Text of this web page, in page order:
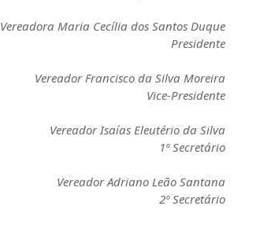
Vereadora Maria Cecília dos Santos Duque
Presidente
Vereador Francisco da Silva Moreira
Vice-Presidente
Vereador Isaías Eleutério da Silva
1ª Secretário
Vereador Adriano Leão Santana
2º Secretário